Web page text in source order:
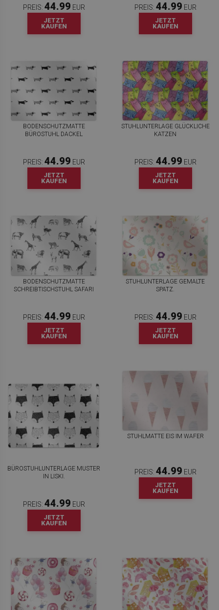
PREIS: 44.99 EUR
JETZT
KAUFEN
PREIS: 44.99 EUR
JETZT
KAUFEN
BODENSCHUTZMATTE
BÜROSTUHL DACKEL
PREIS: 44.99 EUR
JETZT
KAUFEN
STUHLUNTERLAGE GLÜCKLICHE
KATZEN
PREIS: 44.99 EUR
JETZT
KAUFEN
BODENSCHUTZMATTE
SCHREIBTISCHSTUHL SAFARI
PREIS: 44.99 EUR
JETZT
KAUFEN
STUHLUNTERLAGE GEMALTE
SPATZ.
PREIS: 44.99 EUR
JETZT
KAUFEN
BÜROSTUHLUNTERLAGE MUSTER
IN LISKI.
PREIS: 44.99 EUR
JETZT
KAUFEN
STUHLMATTE EIS IM WAFER
PREIS: 44.99 EUR
JETZT
KAUFEN